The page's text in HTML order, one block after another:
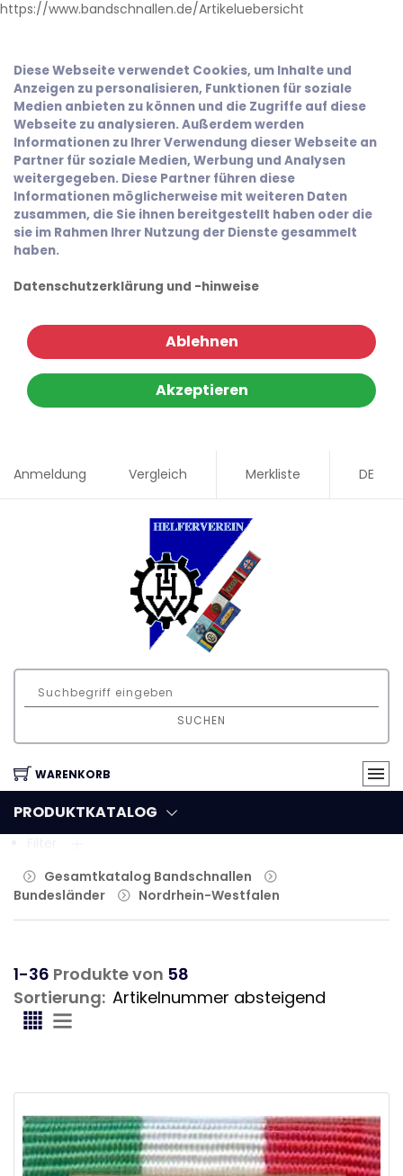
https://www.bandschnallen.de/Artikeluebersicht
Diese Webseite verwendet Cookies, um Inhalte und
Anzeigen zu personalisieren, Funktionen für soziale
Medien anbieten zu können und die Zugriffe auf diese
Webseite zu analysieren. Außerdem werden
Informationen zu Ihrer Verwendung dieser Webseite an
Partner für soziale Medien, Werbung und Analysen
weitergegeben. Diese Partner führen diese
Informationen möglicherweise mit weiteren Daten
zusammen, die Sie ihnen bereitgestellt haben oder die
sie im Rahmen Ihrer Nutzung der Dienste gesammelt
haben.
Datenschutzerklärung und -hinweise
Ablehnen
Akzeptieren
Anmeldung Vergleich Merkliste DE
SUCHEN
WARENKORB
PRODUKTKATALOG
Gesamtkatalog Bandschnallen
Bundesländer
Nordrhein-Westfalen
1-36 Produkte von 58
Sortierung: